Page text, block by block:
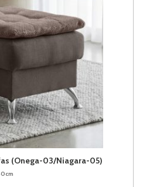
(Onega-03/Niagara-05)